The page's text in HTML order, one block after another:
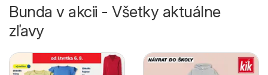
Bunda v akcii - Všetky aktuálne
zľavy